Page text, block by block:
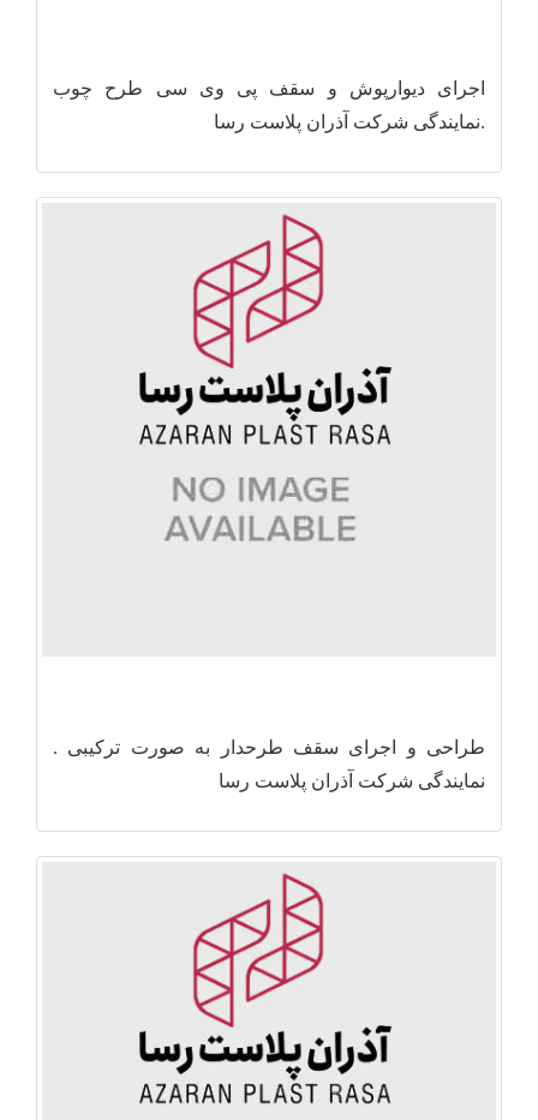
اجرای دیوارپوش و سقف پی وی سی طرح چوب
.نمایندگی شرکت آذران پلاست رسا
طراحی و اجرای سقف طرحدار به صورت ترکیبی .
نمایندگی شرکت آذران پلاست رسا